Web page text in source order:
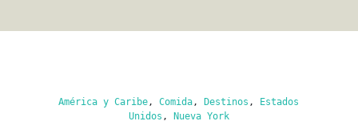
América y Caribe ,Comida ,Destinos , Estados
Unidos , Nueva York